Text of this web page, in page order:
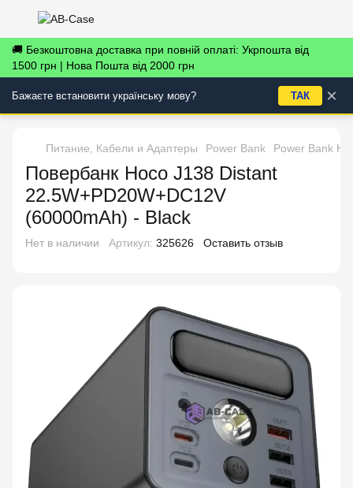
🚚 Безкоштовна доставка при повній оплаті: Укрпошта від
1500 грн | Нова Пошта від 2000 грн
Бажаєте встановити українську мову? ТАК ×
Питание, Кабели и Адаптеры Power Bank Power Bank
Повербанк Hoco J138 Distant
22.5W+PD20W+DC12V
(60000mAh) - Black
Нет в наличии Артикул: 325626 Оставить отзыв